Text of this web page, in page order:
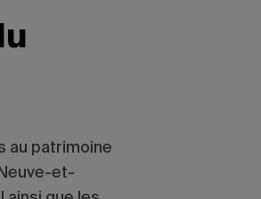
au patrimoine
et-